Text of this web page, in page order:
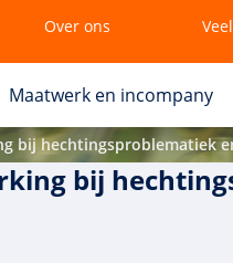
Over ons
Maatwerk en incompany
bij hechtingsproblematiek
bij